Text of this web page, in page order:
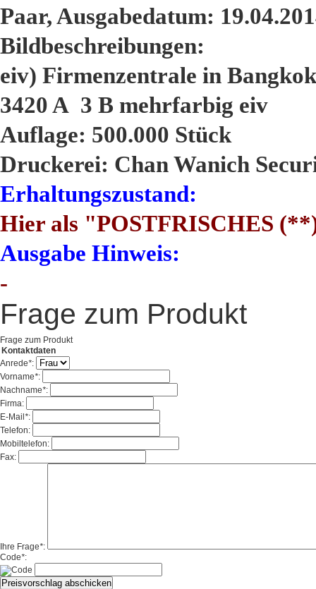
Paar, Ausgabedatum:
Bildbeschreibungen:
eiv) Firmenzentrale in
3420 A 3 B mehrfarbig eiv
Auflage: 500.000 Stück
Druckerei: Chan Wanich
Erhaltungszustand:
Hier als "POSTFRISCHES
Ausgabe Hinweis:
-
Frage zum Produkt
Frage zum Produkt
Kontaktdaten
Anrede*:
Vorname*:
Nachname*:
Firma:
E-Mail *:
Telefon:
Mobiltelefon:
Fax:
Ihre Frage*:
Code*: